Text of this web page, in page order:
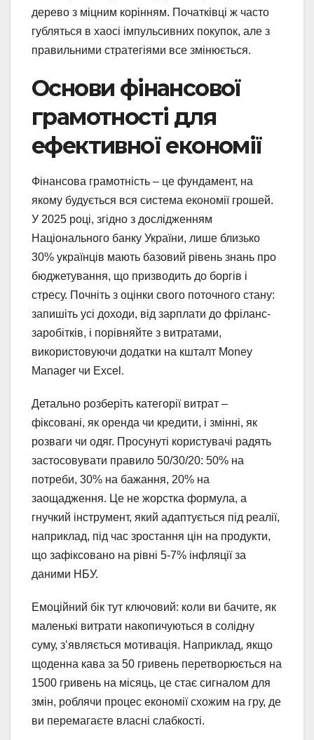
дерево з міцним корінням. Початківці ж часто
губляться в хаосі імпульсивних покупок, але з
правильними стратегіями все змінюється.
Основи фінансової
грамотності для
ефективної економії
Фінансова грамотність – це фундамент, на
якому будується вся система економії грошей.
У 2025 році, згідно з дослідженням
Національного банку України, лише близько
30% українців мають базовий рівень знань про
бюджетування, що призводить до боргів і
стресу. Почніть з оцінки свого поточного стану:
запишіть усі доходи, від зарплати до фріланс-
заробітків, і порівняйте з витратами,
використовуючи додатки на кшталт Money
Manager чи Excel.
Детально розберіть категорії витрат –
фіксовані, як оренда чи кредити, і змінні, як
розваги чи одяг. Просунуті користувачі радять
застосовувати правило 50/30/20: 50% на
потреби, 30% на бажання, 20% на
заощадження. Це не жорстка формула, а
гнучкий інструмент, який адаптується під реалії,
наприклад, під час зростання цін на продукти,
що зафіксовано на рівні 5-7% інфляції за
даними НБУ.
Емоційний бік тут ключовий: коли ви бачите, як
маленькі витрати накопичуються в солідну
суму, з’являється мотивація. Наприклад, якщо
щоденна кава за 50 гривень перетворюється на
1500 гривень на місяць, це стає сигналом для
змін, роблячи процес економії схожим на гру, де
ви перемагаєте власні слабкості.